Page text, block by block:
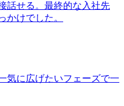
話せる。最終的な入社先
かけでした。
気に広げたいフェーズで一